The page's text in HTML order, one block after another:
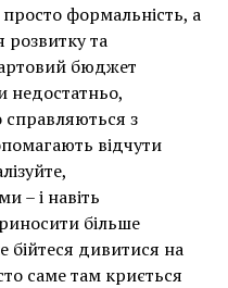
формальність, а
розвитку та
бюджет
недостатньо,
справляються з
відчути
– і навіть
більше
бійтеся дивитися на
саме там криється